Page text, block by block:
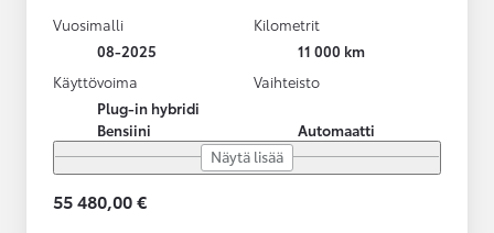
Vuosimalli
08-2025
Kilometrit
11 000 km
Käyttövoima
Plug-in hybridi
Bensiini
Vaihteisto
Automaatti
Näytä lisää
55 480,00 €